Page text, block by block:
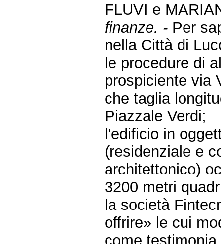
FLUVI e
finanze. - Per
nella Città di
le procedure di
prospiciente via
che taglia
Piazzale Verdi;
l'edificio in
(residenziale e
architettonico)
3200 metri
la società
offrire» le cui
come